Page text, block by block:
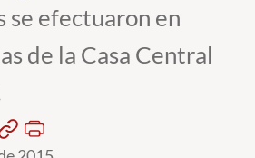
se efectuaron en
de la Casa Central